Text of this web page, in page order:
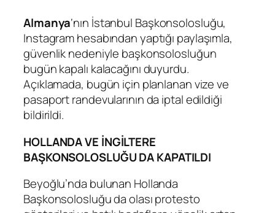
Almanya‘nın İstanbul Başkonsolosluğu,
Instagram hesabından yaptığı paylaşımla,
güvenlik nedeniyle başkonsolosluğun
bugün kapalı kalacağını duyurdu.
Açıklamada, bugün için planlanan vize ve
pasaport randevularının da iptal edildiği
bildirildi.
HOLLANDA VE İNGİLTERE
BAŞKONSOLOSLUĞU DA KAPATILDI
Beyoğlu’nda bulunan Hollanda
Başkonsolosluğu da olası protesto